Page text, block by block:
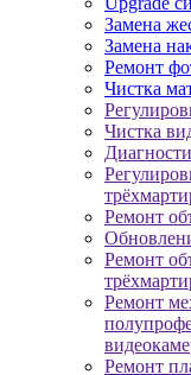
Замена
Замена
Ремонт
Чистка
Чистка
Ремонт
Ремонт
Ремонт
Ремонт